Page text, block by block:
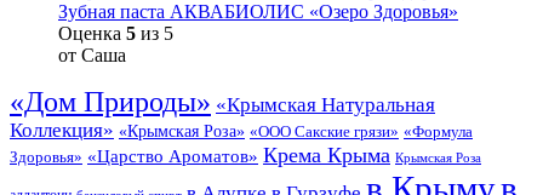
Зубная паста АКВАБИОЛИС «Озеро Здоровья»
Оценка 5 из 5
от Саша
«Дом Природы» «Крымская Натуральная
Коллекция» «Крымская Роза» «ООО Сакские грязи» «Формула
Здоровья» «Царство Ароматов» Крема Крыма Крымская Роза